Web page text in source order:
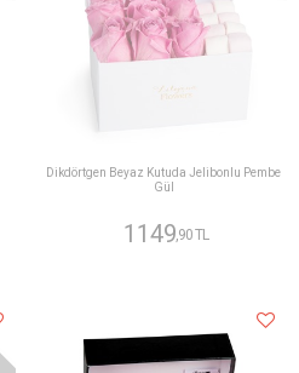
Dikdörtgen Beyaz Kutuda Jelibonlu Pembe
Gül
1149,90 TL